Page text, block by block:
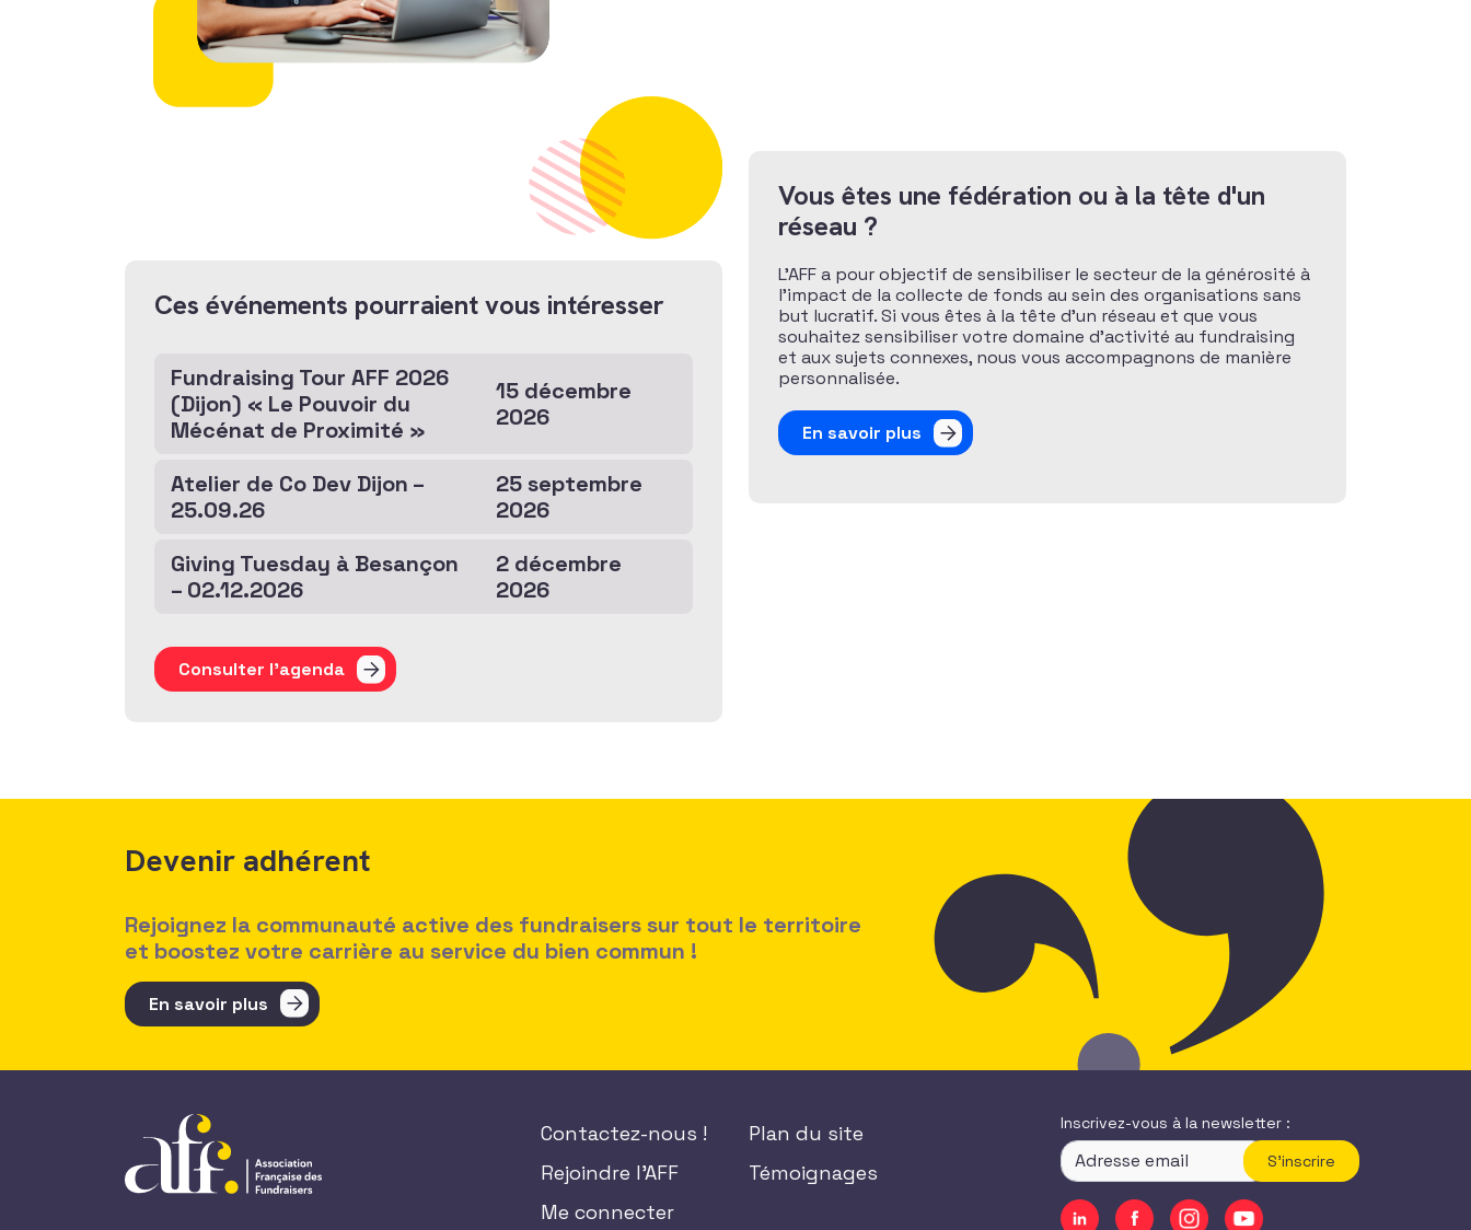
Ces événements pourraient vous intéresser
Fundraising Tour AFF 2026
(Dijon) « Le Pouvoir du
Mécénat de Proximité »
15 décembre
2026
Atelier de Co Dev Dijon –
25.09.26
25 septembre
2026
Giving Tuesday à Besançon
– 02.12.2026
2 décembre
2026
Consulter l'agenda
Vous êtes une fédération ou à la tête d'un
réseau ?
L’AFF a pour objectif de sensibiliser le secteur de la générosité à
l’impact de la collecte de fonds au sein des organisations sans
but lucratif. Si vous êtes à la tête d’un réseau et que vous
souhaitez sensibiliser votre domaine d’activité au fundraising
et aux sujets connexes, nous vous accompagnons de manière
personnalisée.
En savoir plus
Devenir adhérent
Rejoignez la communauté active des fundraisers sur tout le territoire
et boostez votre carrière au service du bien commun !
En savoir plus
Contactez-nous !
Rejoindre l'AFF
Me connecter
Plan du site
Témoignages
Inscrivez-vous à la newsletter :
S'inscrire